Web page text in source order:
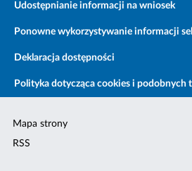
Udostępnianie informacji na wniosek
Ponowne wykorzystywanie informacji
Deklaracja dostępności
Polityka dotycząca cookies i podobnych
Mapa strony
RSS